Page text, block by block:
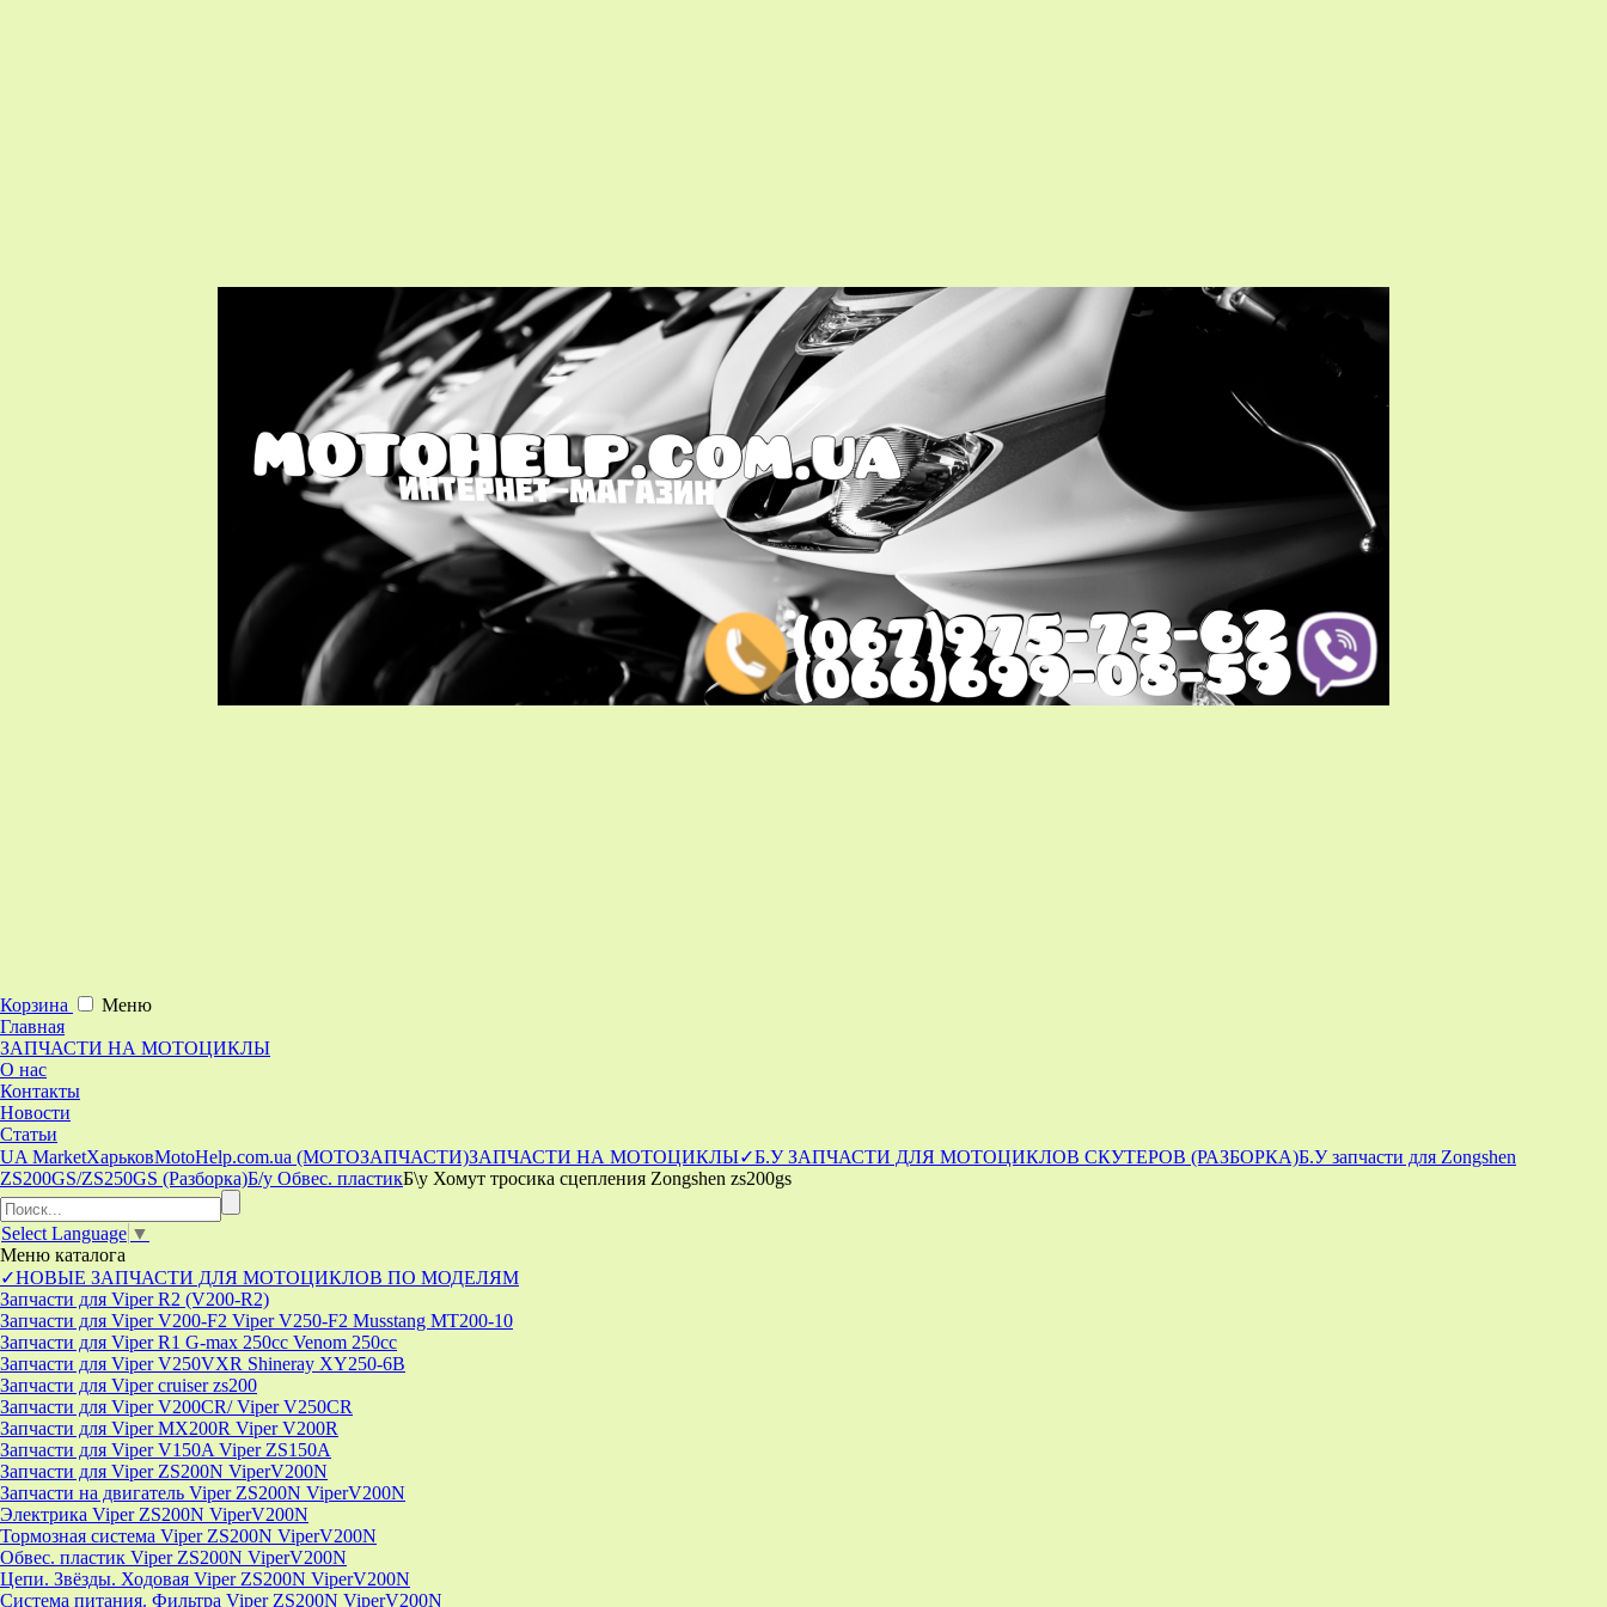
Корзина
Меню
Главная
ЗАПЧАСТИ НА МОТОЦИКЛЫ
О нас
Контакты
Новости
Статьи
UA MarketХарьковMotoHelp.com.ua (МОТОЗАПЧАСТИ)ЗАПЧАСТИ НА МОТОЦИКЛЫ✓Б.У ЗАПЧАСТИ ДЛЯ МОТОЦИКЛОВ СКУТЕРОВ (РАЗБОРКА)Б.У запчасти для Zongshen
ZS200GS/ZS250GS (Разборка)Б/у Обвес. пластикБ\у Хомут тросика сцепления Zongshen zs200gs
Select Language ▼
Меню каталога
✓НОВЫЕ ЗАПЧАСТИ ДЛЯ МОТОЦИКЛОВ ПО МОДЕЛЯМ
Запчасти для Viper R2 (V200-R2)
Запчасти для Viper V200-F2 Viper V250-F2 Musstang MT200-10
Запчасти для Viper R1 G-max 250cc Venom 250cc
Запчасти для Viper V250VXR Shineray XY250-6B
Запчасти для Viper cruiser zs200
Запчасти для Viper V200CR/ Viper V250CR
Запчасти для Viper MX200R Viper V200R
Запчасти для Viper V150A Viper ZS150A
Запчасти для Viper ZS200N ViperV200N
Запчасти на двигатель Viper ZS200N ViperV200N
Электрика Viper ZS200N ViperV200N
Тормозная система Viper ZS200N ViperV200N
Обвес. пластик Viper ZS200N ViperV200N
Цепи. Звёзды. Ходовая Viper ZS200N ViperV200N
Система питания. Фильтра Viper ZS200N ViperV200N